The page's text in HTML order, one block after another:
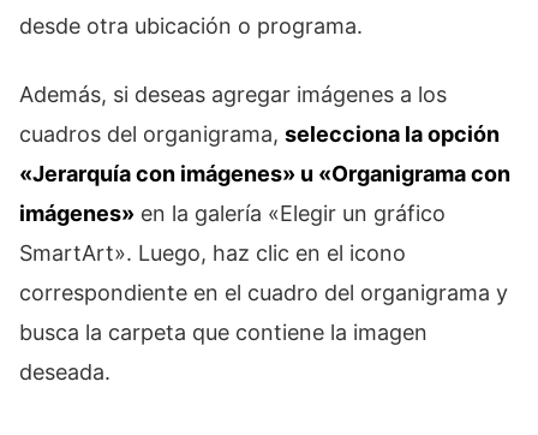
desde otra ubicación o programa.
Además, si deseas agregar imágenes a los
cuadros del organigrama, selecciona la opción
«Jerarquía con imágenes» u «Organigrama con
imágenes» en la galería «Elegir un gráfico
SmartArt». Luego, haz clic en el icono
correspondiente en el cuadro del organigrama y
busca la carpeta que contiene la imagen
deseada.